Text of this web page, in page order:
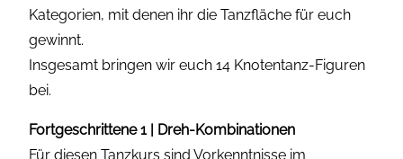
Kategorien, mit denen ihr die Tanzfläche für euch
gewinnt.
Insgesamt bringen wir euch 14 Knotentanz-Figuren
bei.
Fortgeschrittene 1 | Dreh-Kombinationen
Für diesen Tanzkurs sind Vorkenntnisse im